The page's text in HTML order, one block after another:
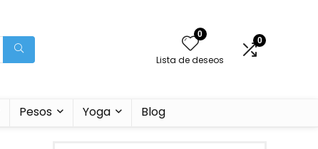
0
Lista de deseos
0
Pesos Yoga Blog